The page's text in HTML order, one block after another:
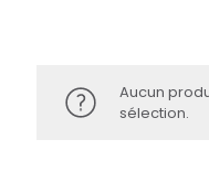
Aucun
sélection.